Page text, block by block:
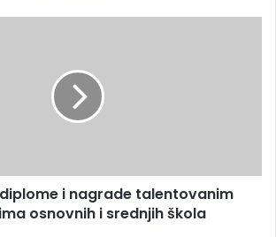
i nagrade talentovanim
osnovnih i srednjih škola